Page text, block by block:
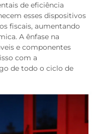
de eficiência
esses dispositivos
fiscais, aumentando
A ênfase na
e componentes
com a
de todo o ciclo de